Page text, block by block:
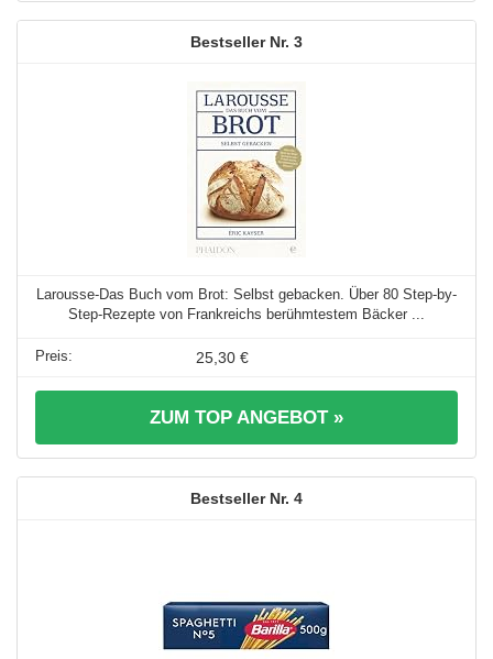
3
Larousse-Das Buch vom Brot: Selbst gebacken. Über 80 Step-by-
Step-Rezepte von Frankreichs berühmtestem Bäcker ...
25,30 €
ZUM TOP ANGEBOT »
4